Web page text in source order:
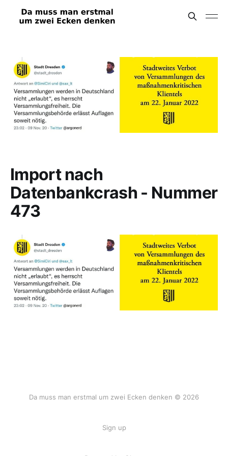
Import nach
Datenbankcrash - Nummer
473
Da muss man erstmal um zwei Ecken denken © 2026
Sign up